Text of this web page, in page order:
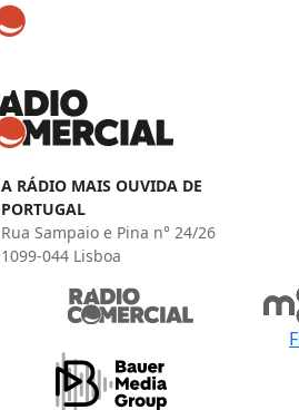
A RÁDIO MAIS OUVIDA DE
PORTUGAL
Rua Sampaio e Pina n° 24/26
1099-044 Lisboa